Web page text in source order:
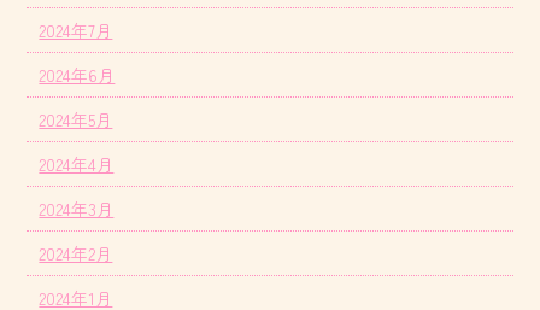
2024年7月
2024年6月
2024年5月
2024年4月
2024年3月
2024年2月
2024年1月